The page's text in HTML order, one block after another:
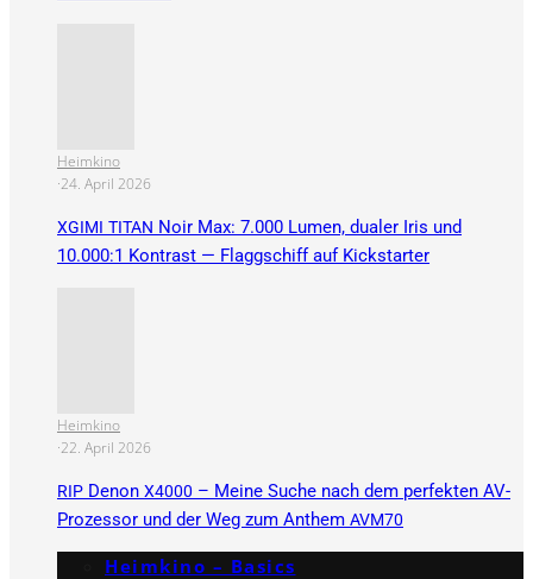
Heimkino
·24. April 2026
XGIMI TITAN Noir Max: 7.000 Lumen, dualer Iris und
10.000:1 Kontrast — Flaggschiff auf Kickstarter
Heimkino
·22. April 2026
RIP Denon X4000 – Meine Suche nach dem perfekten AV-
Prozessor und der Weg zum Anthem AVM70
Heimkino – Basics